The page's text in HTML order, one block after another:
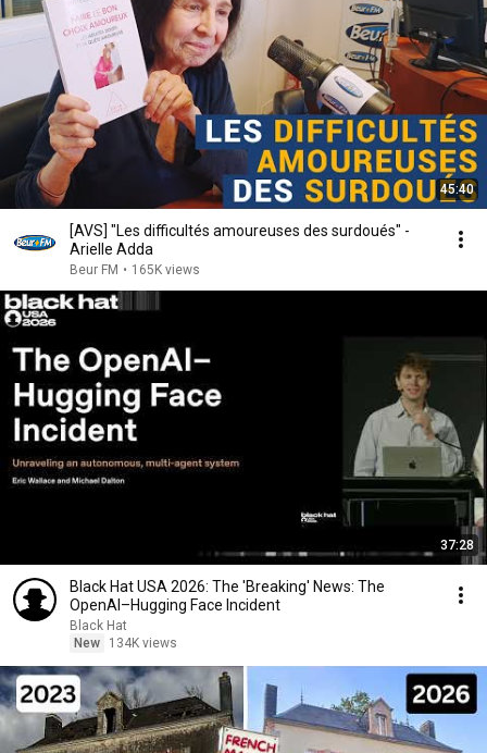
45:40
[AVS] "Les difficultés amoureuses des surdoués" -
Arielle Adda
Beur FM • 165K views
37:28
Black Hat USA 2026: The 'Breaking' News: The
OpenAI–Hugging Face Incident
Black Hat
New
134K views